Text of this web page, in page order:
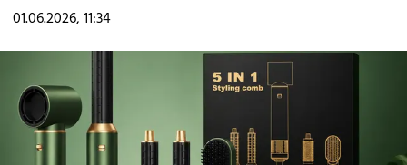
01.06.2026, 11:34